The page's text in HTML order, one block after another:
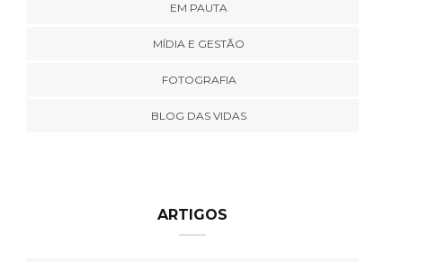
EM PAUTA
MÍDIA E GESTÃO
FOTOGRAFIA
BLOG DAS VIDAS
ARTIGOS